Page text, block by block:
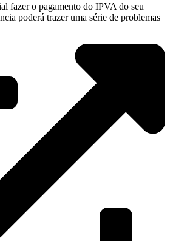
fazer o pagamento do IPVA do seu
poderá trazer uma série de problemas